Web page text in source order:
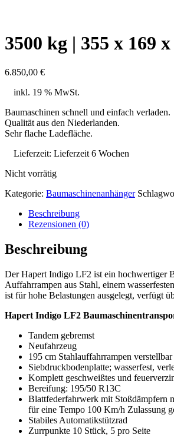
3500 kg | 355 x 169
6.850,00 €
inkl. 19 % MwSt.
Baumaschinen schnell und einfach verladen.
Qualität aus den Niederlanden.
Sehr flache Ladefläche.
Lieferzeit: Lieferzeit 6 Wochen
Nicht vorrätig
Kategorie: Baumaschinenanhänger
Beschreibung
Rezensionen (0)
Beschreibung
Der Hapert Indigo LF2 ist ein hochwertiger
Auffahrrampen aus Stahl, einem
ist für hohe Belastungen ausgelegt, verfügt
Hapert Indigo LF2
Tandem gebremst
Neufahrzeug
195 cm Stahlauffahrrampen verstellbar
Siebdruckbodenplatte; wasserfest,
Komplett geschweißtes und
Bereifung: 195/50 R13C
Blattfederfahrwerk mit Stoßdämpfern
für eine Tempo 100 Km/h Zulassung
Stabiles Automatikstützrad
Zurrpunkte 10 Stück, 5 pro Seite